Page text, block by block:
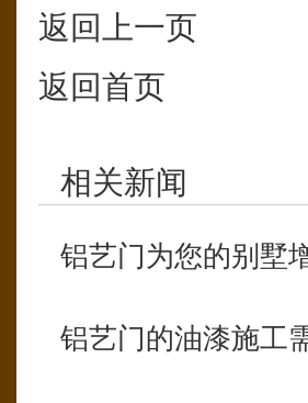
返回上一页
返回首页
相关新闻
铝艺门为您的别墅
铝艺门的油漆施工